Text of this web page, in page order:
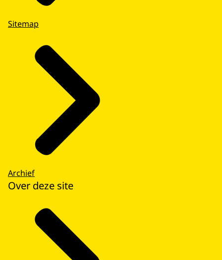
Sitemap
Archief
Over deze site